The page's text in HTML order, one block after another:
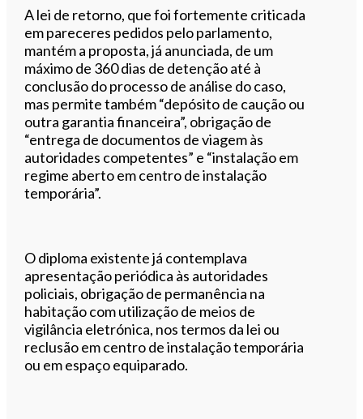
A lei de retorno, que foi fortemente criticada
em pareceres pedidos pelo parlamento,
mantém a proposta, já anunciada, de um
máximo de 360 dias de detenção até à
conclusão do processo de análise do caso,
mas permite também “depósito de caução ou
outra garantia financeira”, obrigação de
“entrega de documentos de viagem às
autoridades competentes” e “instalação em
regime aberto em centro de instalação
temporária”.
O diploma existente já contemplava
apresentação periódica às autoridades
policiais, obrigação de permanência na
habitação com utilização de meios de
vigilância eletrónica, nos termos da lei ou
reclusão em centro de instalação temporária
ou em espaço equiparado.